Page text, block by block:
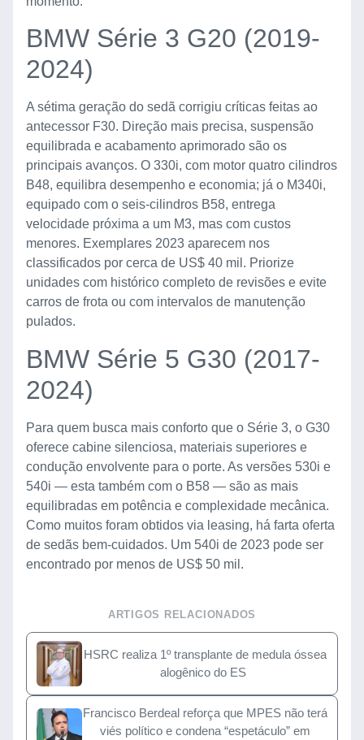
BMW Série 3 G20 (2019-
2024)
A sétima geração do sedã corrigiu críticas feitas ao
antecessor F30. Direção mais precisa, suspensão
equilibrada e acabamento aprimorado são os
principais avanços. O 330i, com motor quatro cilindros
B48, equilibra desempenho e economia; já o M340i,
equipado com o seis-cilindros B58, entrega
velocidade próxima a um M3, mas com custos
menores. Exemplares 2023 aparecem nos
classificados por cerca de US$ 40 mil. Priorize
unidades com histórico completo de revisões e evite
carros de frota ou com intervalos de manutenção
pulados.
BMW Série 5 G30 (2017-
2024)
Para quem busca mais conforto que o Série 3, o G30
oferece cabine silenciosa, materiais superiores e
condução envolvente para o porte. As versões 530i e
540i — esta também com o B58 — são as mais
equilibradas em potência e complexidade mecânica.
Como muitos foram obtidos via leasing, há farta oferta
de sedãs bem-cuidados. Um 540i de 2023 pode ser
encontrado por menos de US$ 50 mil.
ARTIGOS RELACIONADOS
HSRC realiza 1º transplante de medula óssea
alogênico do ES
Francisco Berdeal reforça que MPES não terá
viés político e condena “espetáculo” em